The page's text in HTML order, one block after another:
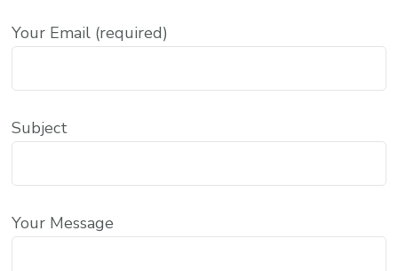
Your Email (required)
Subject
Your Message